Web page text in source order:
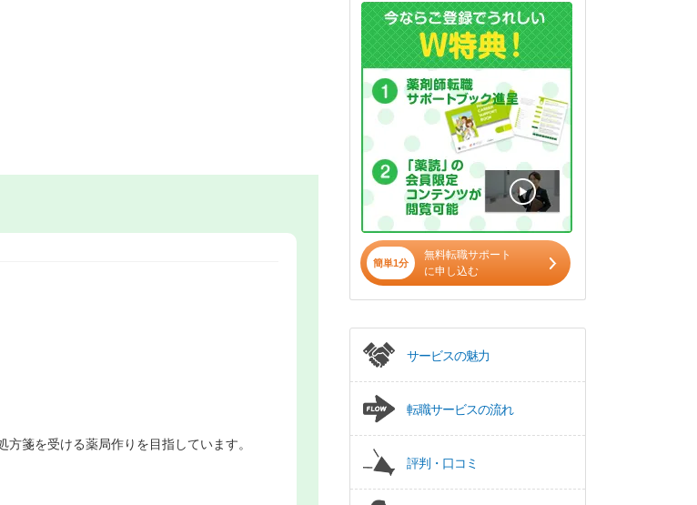
箋を受ける薬局作りを目指しています。
簡単1分
無料転職サポート
に申し込む
サービスの魅力
転職サービスの流れ
評判・口コミ